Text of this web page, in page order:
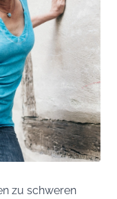
zu schweren